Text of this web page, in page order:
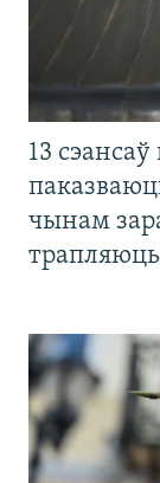
13
чынам